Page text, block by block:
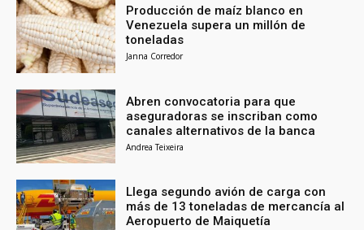
Producción de maíz blanco en
Venezuela supera un millón de
toneladas
Janna Corredor
Abren convocatoria para que
aseguradoras se inscriban como
canales alternativos de la banca
Andrea Teixeira
Llega segundo avión de carga con
más de 13 toneladas de mercancía al
Aeropuerto de Maiquetía